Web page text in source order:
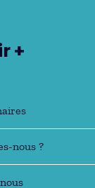
+
nous ?